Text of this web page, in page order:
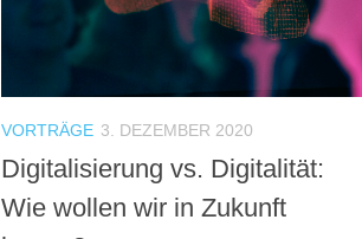
VORTRÄGE 3. DEZEMBER 2020
Digitalisierung vs. Digitalität:
Wie wollen wir in Zukunft